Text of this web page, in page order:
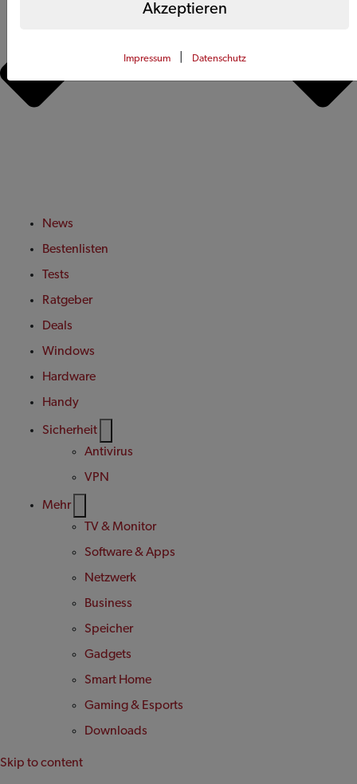
News
Bestenlisten
Tests
Ratgeber
Deals
Windows
Hardware
Handy
Sicherheit
Antivirus
VPN
Mehr
TV & Monitor
Software & Apps
Netzwerk
Business
Speicher
Gadgets
Smart Home
Gaming & Esports
Downloads
Skip to content
Akzeptieren
Impressum Datenschutz